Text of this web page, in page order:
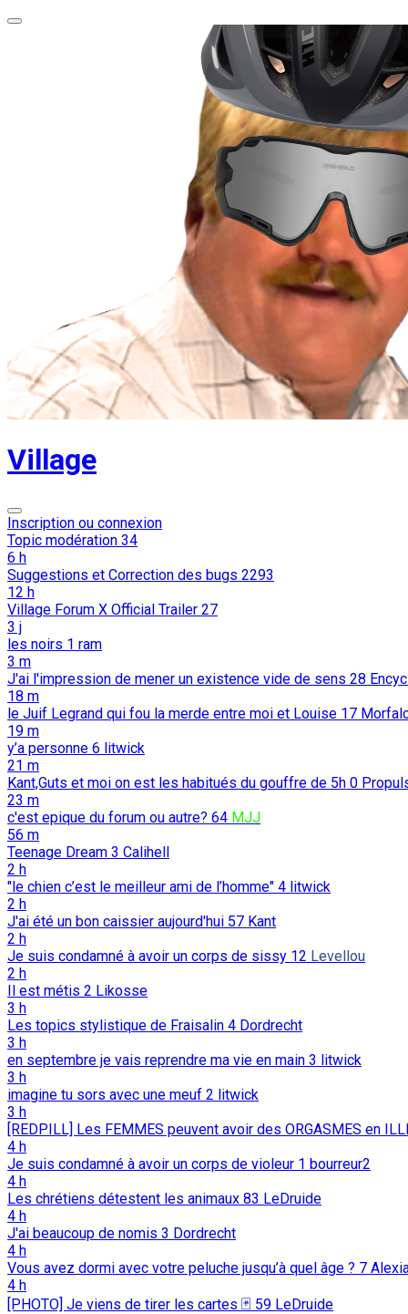
Village
Inscription ou connexion
Topic modération 34
6 h
Suggestions et Correction des bugs 2293
12 h
Village Forum X Official Trailer 27
3 j
les noirs 1 ram
3 m
J'ai l'impression de mener un existence vide de sens 28
18 m
le Juif Legrand qui fou la merde entre moi et Louise 17
19 m
y’a personne 6 litwick
21 m
Kant,Guts et moi on est les habitués du gouffre de 5h 0
23 m
c'est epique du forum ou autre? 64 MJJ
56 m
Teenage Dream 3 Calihell
2 h
"le chien c’est le meilleur ami de l’homme" 4 litwick
2 h
J'ai été un bon caissier aujourd'hui 57 Kant
2 h
Je suis condamné à avoir un corps de sissy 12 Levellou
2 h
Il est métis 2 Likosse
3 h
Les topics stylistique de Fraisalin 4 Dordrecht
3 h
en septembre je vais reprendre ma vie en main 3 litwick
3 h
imagine tu sors avec une meuf 2 litwick
3 h
[REDPILL] Les FEMMES peuvent avoir des ORGASMES en
4 h
Je suis condamné à avoir un corps de violeur 1 bourreur2
4 h
Les chrétiens détestent les animaux 83 LeDruide
4 h
J'ai beaucoup de nomis 3 Dordrecht
4 h
Vous avez dormi avec votre peluche jusqu’à quel âge ? 7
4 h
[PHOTO] Je viens de tirer les cartes 🃏 59 LeDruide